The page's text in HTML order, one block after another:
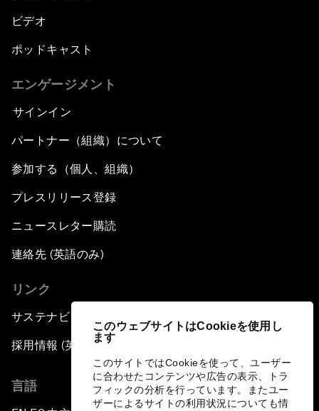
このウェブサイトはCookieを使用し
ます
このサイトではCookieを使って、ユーザー
に合わせたコンテンツや広告の表示、トラ
フィックの分析を行っています。またユー
ザーによるサイトの利用状況についても情
ビデオ
ポッドキャスト
エンゲージメント
サインイン
パートナー（組織）について
参加する（個人、組織）
プレスリリース登録
ニュースレター購読
連絡先 (英語のみ)
リンク
サステナビリティへの取り組み
採用情報 (英語のみ)
言語